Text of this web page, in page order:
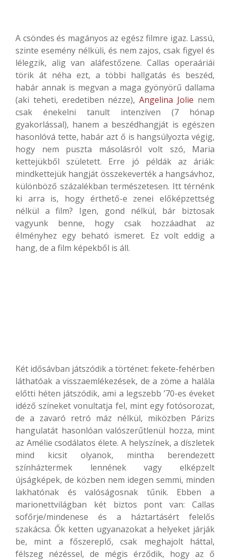
A csöndes és magányos az egész filmre igaz. Lassú,
szinte esemény nélküli, és nem zajos, csak figyel és
lélegzik, alig van aláfestőzene. Callas operaáriái
törik át néha ezt, a többi hallgatás és beszéd,
habár annak is megvan a maga gyönyörű dallama
(aki teheti, eredetiben nézze),Angelina Jolie nem
csak énekelni tanult intenzíven (7 hónap
gyakorlással), hanem a beszédhangját is egészen
hasonlóvá tette, habár azt ő is hangsúlyozta végig,
hogy nem puszta másolásról volt szó, Maria
kettejükből született. Erre jó példák az áriák:
mindkettejük hangját összekeverték a hangsávhoz,
különböző százalékban természetesen. Itt térnénk
ki arra is, hogy érthető-e zenei előképzettség
nélkül a film? Igen, gond nélkül, bár biztosak
vagyunk benne, hogy csak hozzáadhat az
élményhez egy beható ismeret. Ez volt eddig a
hang, de a film képekből is áll.
Két idősávban játszódik a történet: fekete-fehérben
láthatóak a visszaemlékezések, de a zöme a halála
előtti héten játszódik, ami a legszebb ’70-es éveket
idéző színeket vonultatja fel, mint egy fotósorozat,
de a zavaró retró máz nélkül, miközben Párizs
hangulatát hasonlóan valószerűtlenül hozza, mint
az Amélie csodálatos élete. A helyszínek, a díszletek
mind kicsit olyanok, mintha berendezett
színháztermek lennének vagy elképzelt
újságképek, de közben nem idegen semmi, minden
lakhatónak és valóságosnak tűnik. Ebben a
marionettvilágban két biztos pont van: Callas
sofőrje/mindenese és a háztartásért felelős
szakácsa. Ők ketten ugyanazokat a helyeket járják
be, mint a főszereplő, csak meghajolt háttal,
félszeg nézéssel, de mégis érződik, hogy az ő